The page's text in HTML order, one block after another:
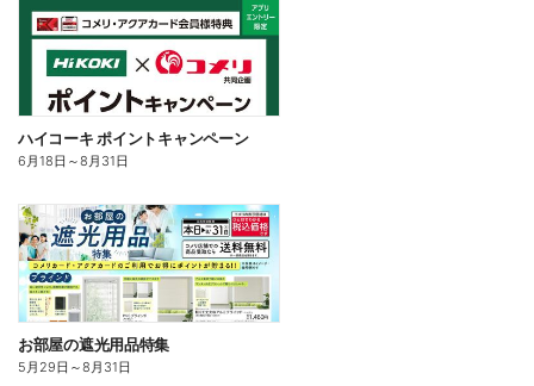
ハイコーキ ポイントキャンペーン
6月18日 ～8月31日
お部屋の遮光用品特集
5月29日 ～8月31日